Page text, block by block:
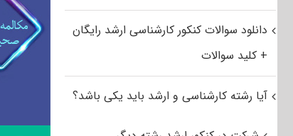
دانلود سوالات کنکور کارشناسی ارشد رایگان
+ کلید سوالات
آیا رشته کارشناسی و ارشد باید یکی باشد؟